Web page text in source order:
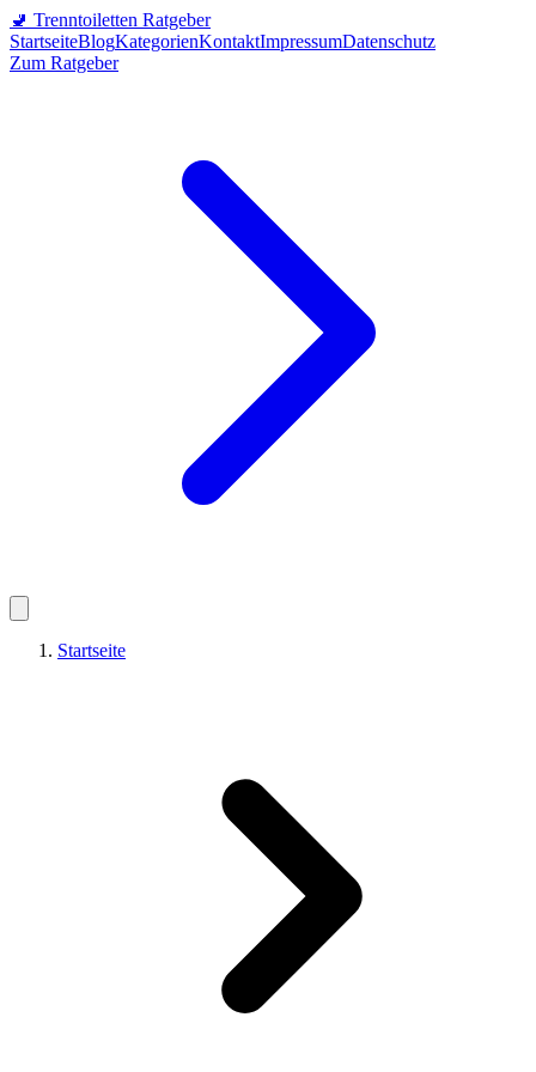
🚽 Trenntoiletten Ratgeber
StartseiteBlogKategorienKontaktImpressumDatenschutz
Zum Ratgeber
Startseite